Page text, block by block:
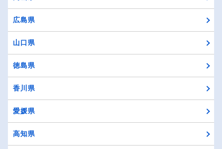
広島県
山口県
徳島県
香川県
愛媛県
高知県